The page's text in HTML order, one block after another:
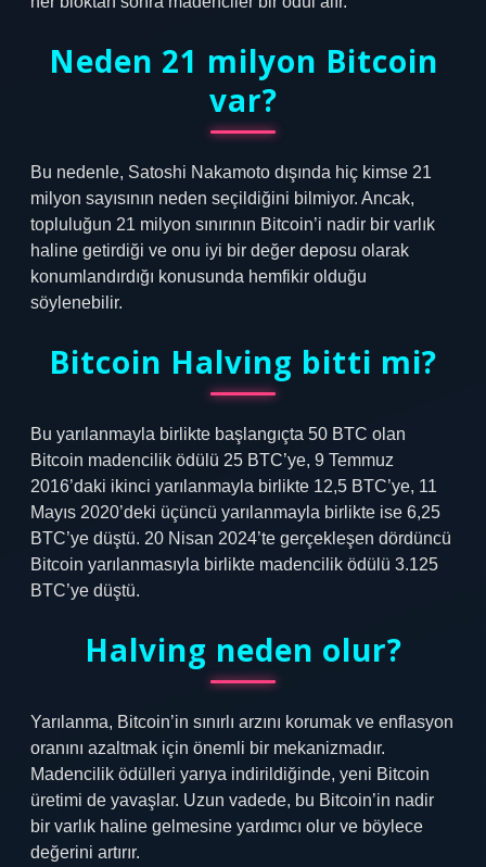
Neden 21 milyon Bitcoin
var?
Bu nedenle, Satoshi Nakamoto dışında hiç kimse 21
milyon sayısının neden seçildiğini bilmiyor. Ancak,
topluluğun 21 milyon sınırının Bitcoin’i nadir bir varlık
haline getirdiği ve onu iyi bir değer deposu olarak
konumlandırdığı konusunda hemfikir olduğu
söylenebilir.
Bitcoin Halving bitti mi?
Bu yarılanmayla birlikte başlangıçta 50 BTC olan
Bitcoin madencilik ödülü 25 BTC’ye, 9 Temmuz
2016’daki ikinci yarılanmayla birlikte 12,5 BTC’ye, 11
Mayıs 2020’deki üçüncü yarılanmayla birlikte ise 6,25
BTC’ye düştü. 20 Nisan 2024’te gerçekleşen dördüncü
Bitcoin yarılanmasıyla birlikte madencilik ödülü 3.125
BTC’ye düştü.
Halving neden olur?
Yarılanma, Bitcoin’in sınırlı arzını korumak ve enflasyon
oranını azaltmak için önemli bir mekanizmadır.
Madencilik ödülleri yarıya indirildiğinde, yeni Bitcoin
üretimi de yavaşlar. Uzun vadede, bu Bitcoin’in nadir
bir varlık haline gelmesine yardımcı olur ve böylece
değerini artırır.